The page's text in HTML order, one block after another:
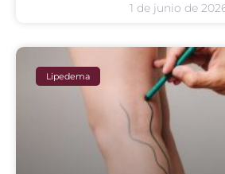
1 de junio de
Lipedema